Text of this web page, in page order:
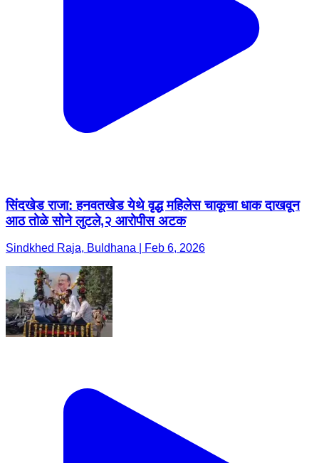
सिंदखेड राजा: हनवतखेड येथे वृद्ध महिलेस चाकूचा धाक दाखवून
आठ तोळे सोने लुटले,२ आरोपीस अटक
Sindkhed Raja, Buldhana | Feb 6, 2026